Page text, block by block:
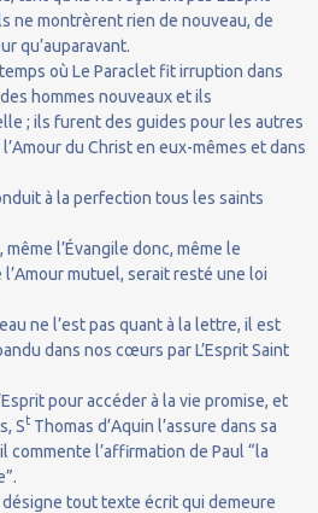
ne montrèrent rien de nouveau, de
qu’auparavant.
où Le Paraclet fit irruption dans
hommes nouveaux et ils
; ils furent des guides pour les autres
du Christ en eux-mêmes et dans
à la perfection tous les saints
l’Évangile donc, même le
mutuel, serait resté une loi
ne l’est pas quant à la lettre, il est
dans nos cœurs par L’Esprit Saint
pour accéder à la vie promise, et
St Thomas d’Aquin l’assure dans sa
commente l’affirmation de Paul “la
tout texte écrit qui demeure